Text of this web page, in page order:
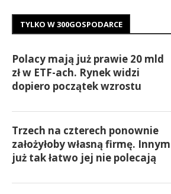
TYLKO W 300GOSPODARCE
Polacy mają już prawie 20 mld
zł w ETF-ach. Rynek widzi
dopiero początek wzrostu
Trzech na czterech ponownie
założyłoby własną firmę. Innym
już tak łatwo jej nie polecają